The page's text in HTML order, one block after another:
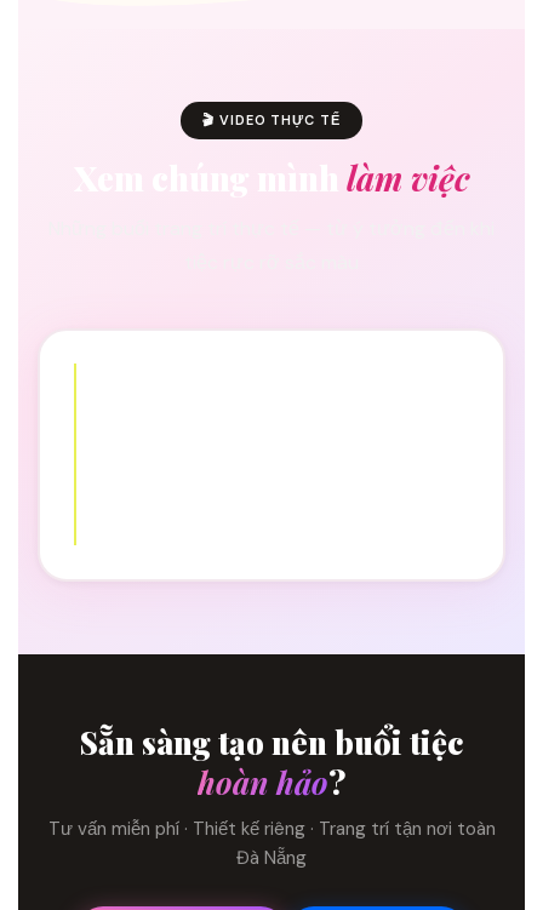
🎬 VIDEO THỰC TẾ
Xem chúng mình làm việc
Sẵn sàng tạo nên buổi tiệc
hoàn hảo?
Tư vấn miễn phí · Thiết kế riêng · Trang trí tận nơi toàn
Đà Nẵng